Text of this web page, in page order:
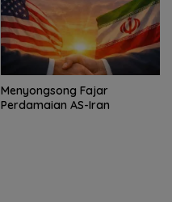
Menyongsong Fajar
Perdamaian AS-Iran